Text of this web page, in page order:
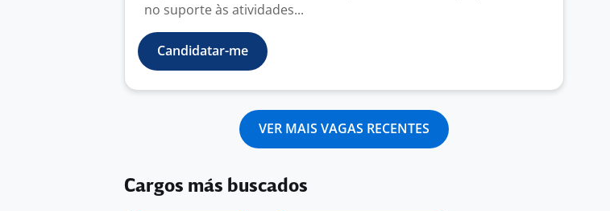
no suporte às atividades...
Candidatar-me
VER MAIS VAGAS RECENTES
Cargos más buscados